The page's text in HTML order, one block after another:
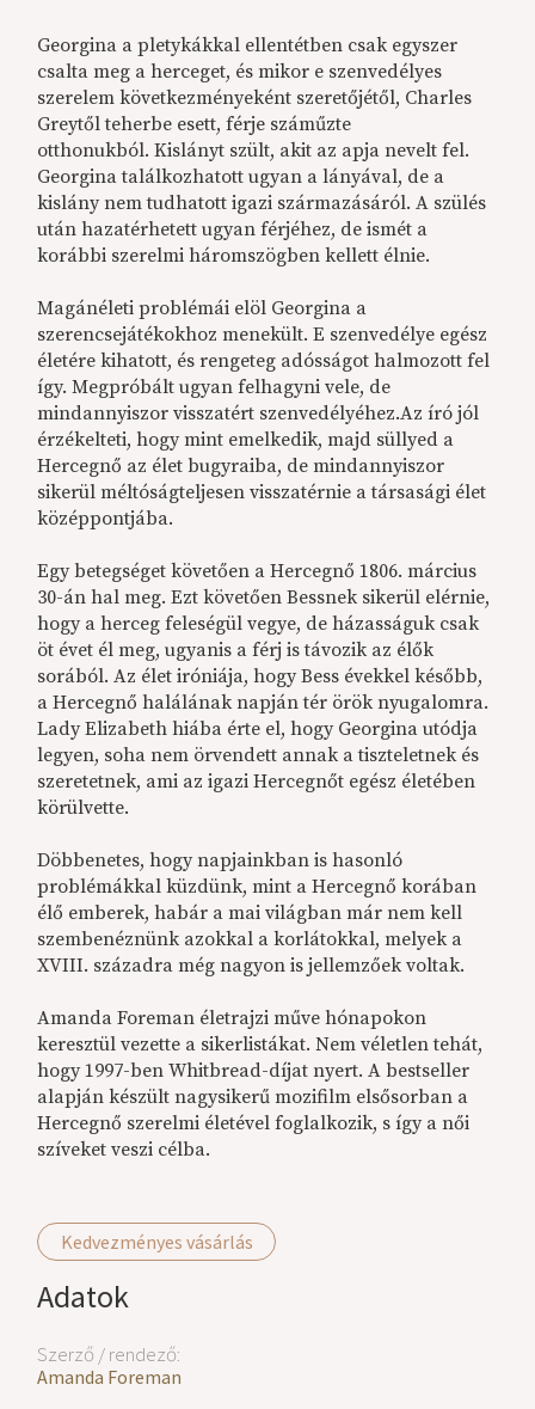
Kedvezményes vásárlás
Adatok
Szerző / rendező:
Amanda Foreman
Georgina a pletykákkal ellentétben csak egyszer
csalta meg a herceget, és mikor e szenvedélyes
szerelem következményeként szeretőjétől, Charles
Greytől teherbe esett, férje száműzte
otthonukból. Kislányt szült, akit az apja nevelt fel.
Georgina találkozhatott ugyan a lányával, de a
kislány nem tudhatott igazi származásáról. A szülés
után hazatérhetett ugyan férjéhez, de ismét a
korábbi szerelmi háromszögben kellett élnie.
Magánéleti problémái elöl Georgina a
szerencsejátékokhoz menekült. E szenvedélye egész
életére kihatott, és rengeteg adósságot halmozott fel
így. Megpróbált ugyan felhagyni vele, de
mindannyiszor visszatért szenvedélyéhez.Az író jól
érzékelteti, hogy mint emelkedik, majd süllyed a
Hercegnő az élet bugyraiba, de mindannyiszor
sikerül méltóságteljesen visszatérnie a társasági élet
középpontjába.
Egy betegséget követően a Hercegnő 1806. március
30-án hal meg. Ezt követően Bessnek sikerül elérnie,
hogy a herceg feleségül vegye, de házasságuk csak
öt évet él meg, ugyanis a férj is távozik az élők
sorából. Az élet iróniája, hogy Bess évekkel később,
a Hercegnő halálának napján tér örök nyugalomra.
Lady Elizabeth hiába érte el, hogy Georgina utódja
legyen, soha nem örvendett annak a tiszteletnek és
szeretetnek, ami az igazi Hercegnőt egész életében
körülvette.
Döbbenetes, hogy napjainkban is hasonló
problémákkal küzdünk, mint a Hercegnő korában
élő emberek, habár a mai világban már nem kell
szembenéznünk azokkal a korlátokkal, melyek a
XVIII. századra még nagyon is jellemzőek voltak.
Amanda Foreman életrajzi műve hónapokon
keresztül vezette a sikerlistákat. Nem véletlen tehát,
hogy 1997-ben Whitbread-díjat nyert. A bestseller
alapján készült nagysikerű mozifilm elsősorban a
Hercegnő szerelmi életével foglalkozik, s így a női
szíveket veszi célba.